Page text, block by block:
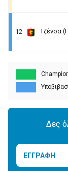
12 Τζένοα
Δες
ΕΓΓΡΑΦΗ